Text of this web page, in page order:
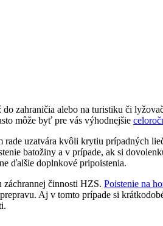
do zahraničia alebo na turistiku či
môže byť pre vás výhodnejšie
rade uzatvára kvôli krytiu prípadných
batožiny a v prípade, ak si
ďalšie doplnkové pripoistenia.
záchrannej činnosti HZS. Poistenie na
Aj v tomto prípade si